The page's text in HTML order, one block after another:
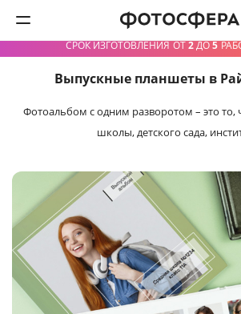
Печать фото
Интерьерная печать
Фотоподарки
Багетная мастерская
Выпускные планшеты в
Фотоальбом с одним разворотом – это то,
школы, детского сада,
СРОК ИЗГОТОВЛЕНИЯ ОТ2ДО5